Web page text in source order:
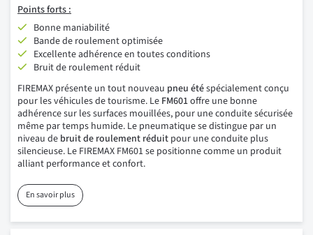
Points forts :
Bonne maniabilité
Bande de roulement optimisée
Excellente adhérence en toutes conditions
Bruit de roulement réduit
FIREMAX présente un tout nouveau pneu étéspécialement conçu
pour les véhicules de tourisme. Le FM601offre une bonne
adhérence sur les surfaces mouillées, pour une conduite sécurisée
même par temps humide. Le pneumatique se distingue par un
niveau de bruit de roulement réduit pour une conduite plus
silencieuse. Le FIREMAX FM601 se positionne comme un produit
alliant performance et confort.
En savoir plus